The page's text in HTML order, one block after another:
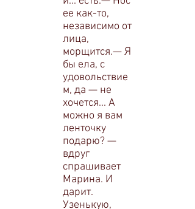
ее как-то,
независимо от
лица,
морщится.— Я
бы ела, с
удовольствие
м, да — не
хочется... А
можно я вам
ленточку
подарю? —
вдруг
спрашивает
Марина. И
дарит.
Узенькую,